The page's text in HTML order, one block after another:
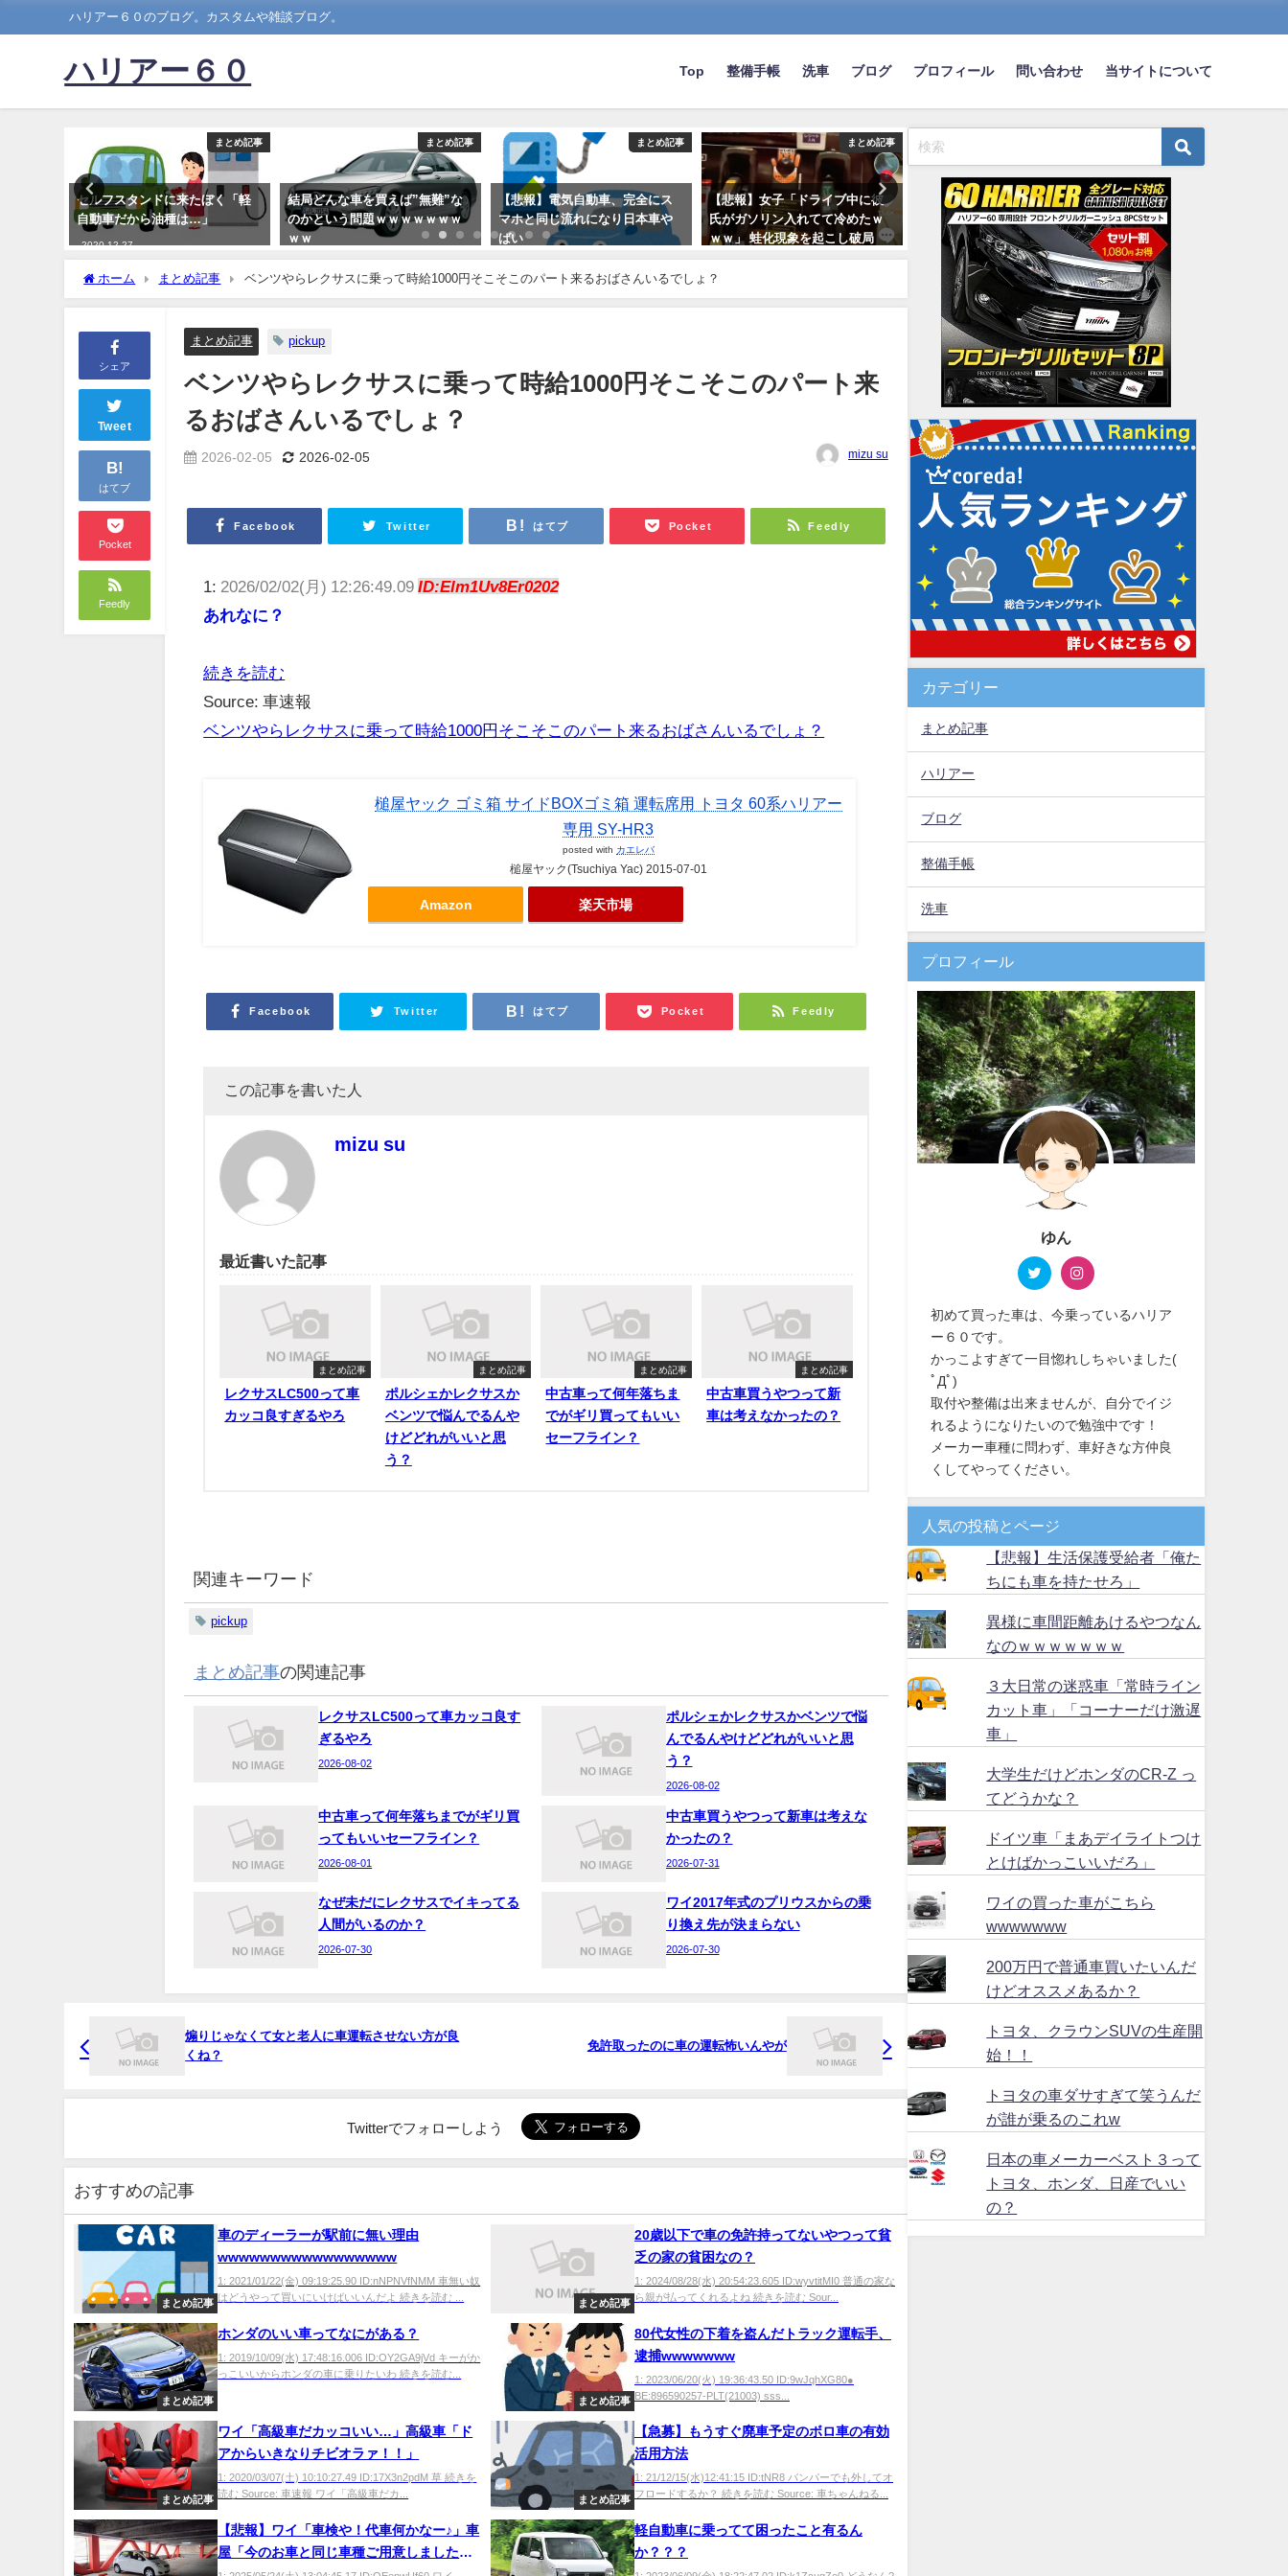
ハリアー６０のブログ。カスタムや雑談ブログ。
ハリアー６０ Top 整備手帳 洗車 ブログ プロフィール 問い合わせ 当サイトについて
まとめ記事
セルフスタンドに来たぼく「軽
自動車だから油種は…」
2020-12-27
まとめ記事
結局どんな車を買えば”無難”な
のかという問題ｗｗｗｗｗｗｗ
ｗｗ
まとめ記事
【悲報】電気自動車、完全にス
マホと同じ流れになり日本車や
ばい
まとめ記事
【悲報】女子「ドライブ中に彼
氏がガソリン入れてて冷めたｗ
ｗｗ」 蛙化現象を起こし破局
【悲報】同性愛者「駐車場に車
停めて休むとかお前ホ◯かよ
ぉ！（ｼｺｺｺｺｺｺ」→30代男性の股
間触り逮捕
2022-12-12
無能「(クソ狭)自転車レー
ましたｗ」車「おっ路駐で
じゃんｗｗｗ」チャリ「路
れてるし歩道爆走うおおお
ｗ」
2023-02-14
ホーム まとめ記事 ベンツやらレクサスに乗って時給1000円そこそこのパート来るおばさんいるでしょ？
シェア
Tweet
B!
はてブ
Pocket
Feedly
まとめ記事 pickup
ベンツやらレクサスに乗って時給1000円そこそこのパート来
るおばさんいるでしょ？
2026-02-05 2026-02-05 mizu su
Facebook Twitter はてブ Pocket Feedly
1: 2026/02/02(月) 12:26:49.09ID:Elm1Uv8Er0202
あれなに？
続きを読む
Source: 車速報
ベンツやらレクサスに乗って時給1000円そこそこのパート来るおばさんいるでしょ？
槌屋ヤック ゴミ箱 サイドBOXゴミ箱 運転席用 トヨタ 60系ハリアー
専用 SY-HR3
posted with カエレバ
槌屋ヤック(Tsuchiya Yac) 2015-07-01
Amazon 楽天市場
Facebook Twitter はてブ Pocket Feedly
この記事を書いた人
mizu su
最近書いた記事
まとめ記事
レクサスLC500って車
カッコ良すぎるやろ
まとめ記事
ポルシェかレクサスか
ベンツで悩んでるんや
けどどれがいいと思
う？
まとめ記事
中古車って何年落ちま
でがギリ買ってもいい
セーフライン？
まとめ記事
中古車買うやつって新
車は考えなかったの？
関連キーワード
pickup
まとめ記事の関連記事
レクサスLC500って車カッコ良す
ぎるやろ
2026-08-02
ポルシェかレクサスかベンツで悩
んでるんやけどどれがいいと思
う？
2026-08-02
中古車って何年落ちまでがギリ買
ってもいいセーフライン？
2026-08-01
中古車買うやつって新車は考えな
かったの？
2026-07-31
なぜ未だにレクサスでイキってる
人間がいるのか？
2026-07-30
ワイ2017年式のプリウスからの乗
り換え先が決まらない
2026-07-30
煽りじゃなくて女と老人に車運転させない方が良
くね？
免許取ったのに車の運転怖いんやが
Twitterでフォローしよう
おすすめの記事
まとめ記事
車のディーラーが駅前に無い理由
wwwwwwwwwwwwwwwww
1: 2021/01/22(金) 09:19:25.90 ID:nNPNVfNMM 車無い奴
はどうやって買いにいけばいいんだよ 続きを読む ...
まとめ記事
20歳以下で車の免許持ってないやつって貧
乏の家の貧困なの？
1: 2024/08/28(水) 20:54:23.605 ID:wyvtitMI0 普通の家な
ら親が払ってくれるよね 続きを読む Sour...
まとめ記事
ホンダのいい車ってなにがある？
1: 2019/10/09(水) 17:48:16.006 ID:OY2GA9jVd キーがか
っこいいからホンダの車に乗りたいわ 続きを読む...
まとめ記事
80代女性の下着を盗んだトラック運転手、
逮捕wwwwwww
1: 2023/06/20(火) 19:36:43.50 ID:9wJqhXG80●
BE:896590257-PLT(21003) sss...
まとめ記事
ワイ「高級車だカッコいい…」高級車「ド
アからいきなりチビオラァ！！」
1: 2020/03/07(土) 10:10:27.49 ID:17X3n2pdM 草 続きを
読む Source: 車速報 ワイ「高級車だカ...
まとめ記事
【急募】もうすぐ廃車予定のボロ車の有効
活用方法
1: 21/12/15(水)12:41:15 ID:tNR8 バンパーでも外してオ
フロードするか？ 続きを読む Source: 車ちゃんねる...
【悲報】ワイ「車検や！代車何かなー♪」車
屋「今のお車と同じ車種ご用意しました
軽自動車に乗ってて困ったこと有るん
か？？？
カテゴリー
まとめ記事
ハリアー
ブログ
整備手帳
洗車
プロフィール
ゆん
初めて買った車は、今乗っているハリア
ー６０です。
かっこよすぎて一目惚れしちゃいました(
ﾟДﾟ)
取付や整備は出来ませんが、自分でイジ
れるようになりたいので勉強中です！
メーカー車種に問わず、車好きな方仲良
くしてやってください。
人気の投稿とページ
【悲報】生活保護受給者「俺た
ちにも車を持たせろ」
異様に車間距離あけるやつなん
なのｗｗｗｗｗｗｗ
３大日常の迷惑車「常時ライン
カット車」「コーナーだけ激遅
車」
大学生だけどホンダのCR-Z っ
てどうかな？
ドイツ車「まあデイライトつけ
とけばかっこいいだろ」
ワイの買った車がこちら
wwwwwww
200万円で普通車買いたいんだ
けどオススメあるか？
トヨタ、クラウンSUVの生産開
始！！
トヨタの車ダサすぎて笑うんだ
が誰が乗るのこれw
日本の車メーカーベスト３って
トヨタ、ホンダ、日産でいい
の？